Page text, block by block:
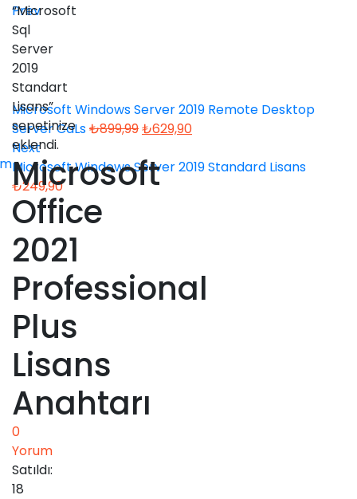
Prev
Microsoft Windows Server 2019 Remote Desktop
Server CaLs₺899,99Orijinal
₺899,99.
₺629,90Şu
fiyat:
Next
Microsoft Windows Server 2019 Standard Lisans
₺249,90
“Microsoft
Sql
Server
2019
Standart
Lisans”
sepetinize
eklendi.
Microsoft
Office
2021
Professional
Plus
Lisans
Anahtarı
0
Yorum
Satıldı:
18